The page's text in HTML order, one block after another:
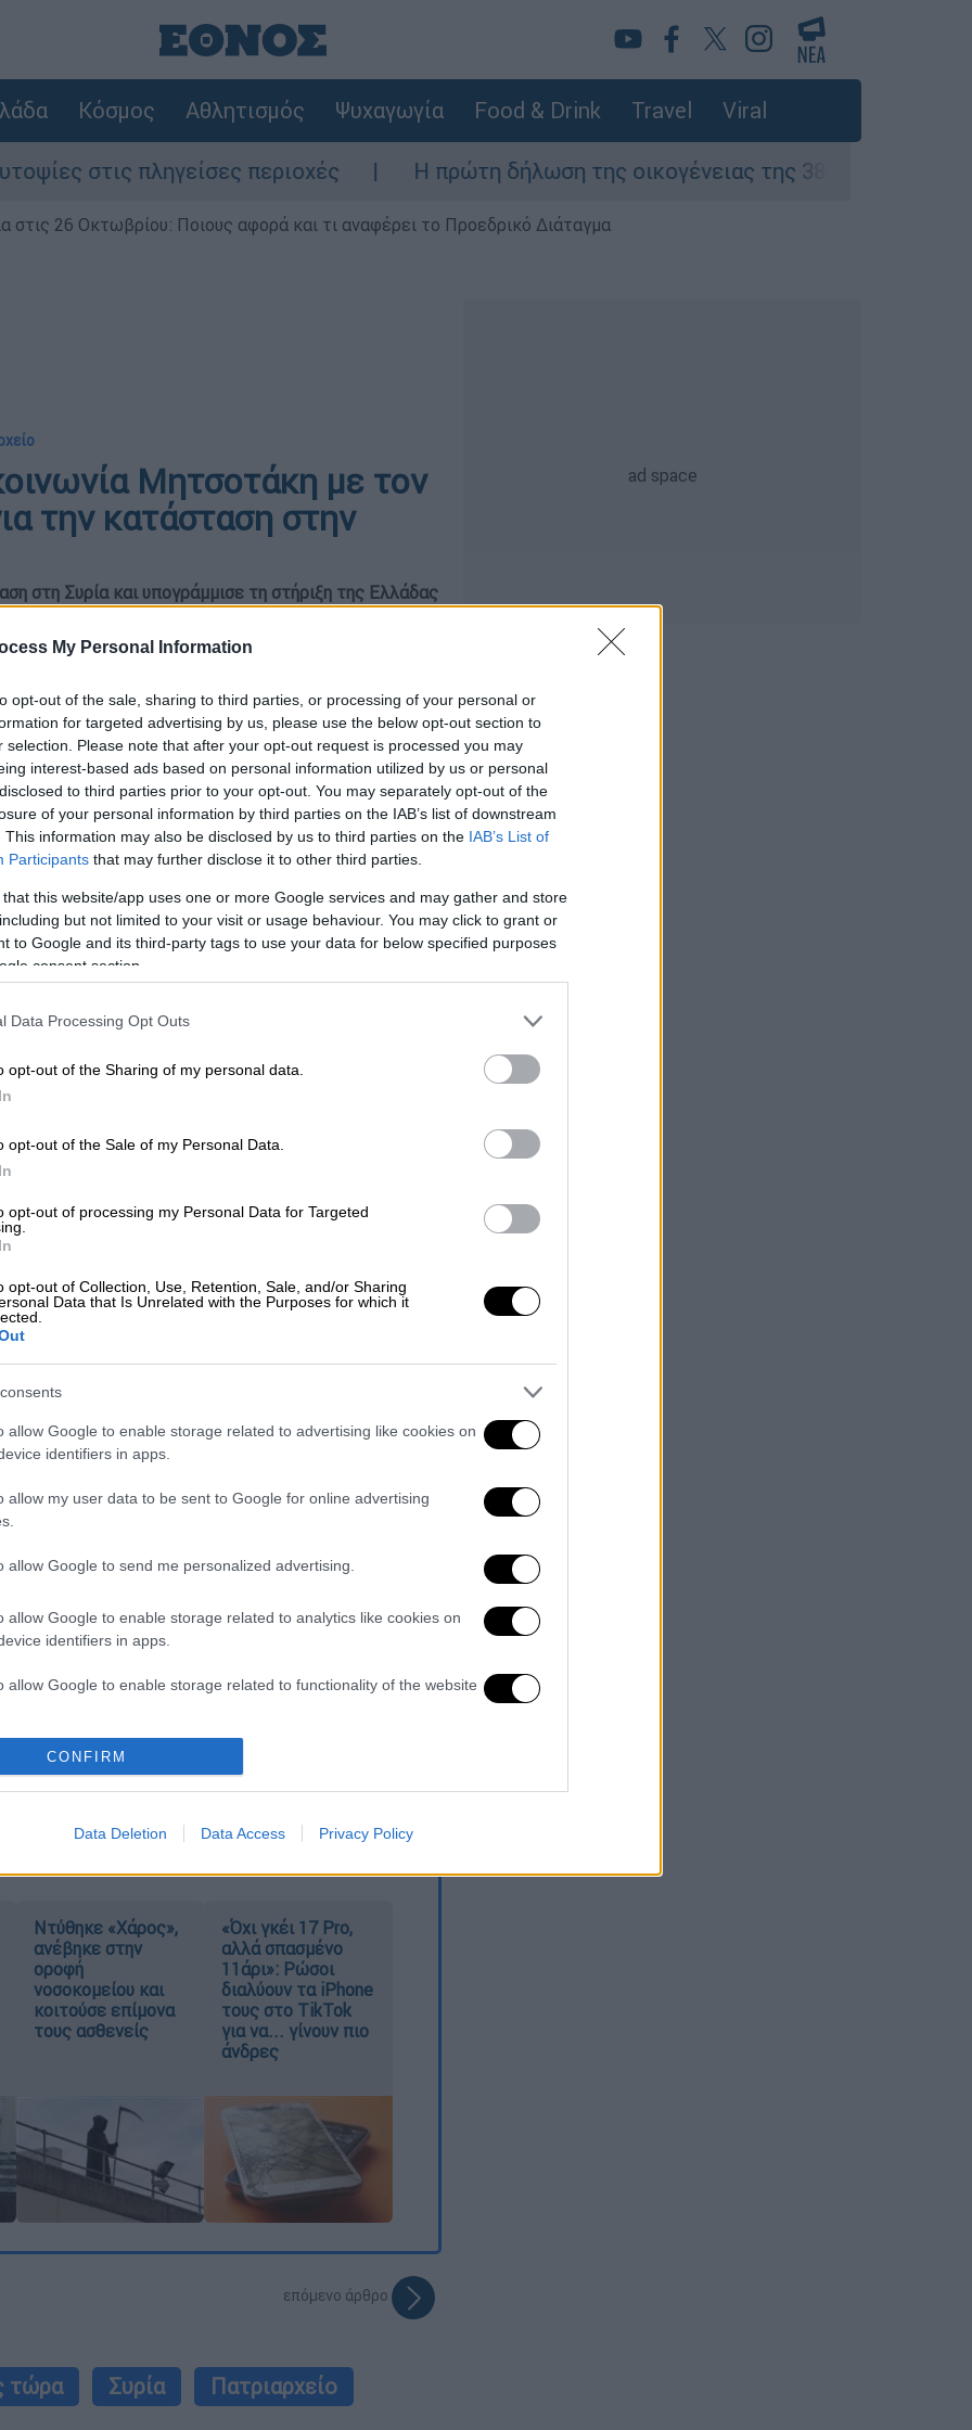
My Personal Information
opt-out of the sale, sharing to third parties, or processing of your personal or
for targeted advertising by us, please use the below opt-out section to
selection. Please note that after your opt-out request is processed you may
interest-based ads based on personal information utilized by us or personal
to third parties prior to your opt-out. You may separately opt-out of the
of your personal information by third parties on the IAB’s list of downstream
This information may also be disclosed by us to third parties on the IAB’s List of
Participants that may further disclose it to other third parties.
that this website/app uses one or more Google services and may gather and store
but not limited to your visit or usage behaviour. You may click to grant or
to Google and its third-party tags to use your data for below specified purposes
consent section.
Data Processing Opt Outs
opt-out of the Sharing of my personal data.
opt-out of the Sale of my Personal Data.
opt-out of processing my Personal Data for Targeted
opt-out of Collection, Use, Retention, Sale, and/or Sharing
Data that Is Unrelated with the Purposes for which it
allow Google to enable storage related to advertising like cookies on
identifiers in apps.
allow my user data to be sent to Google for online advertising
allow Google to send me personalized advertising.
allow Google to enable storage related to analytics like cookies on
identifiers in apps.
allow Google to enable storage related to functionality of the website
allow Google to enable storage related to personalization.
functionality and fraud prevention, and other user protection.
CONFIRM
Data Deletion Data Access Privacy Policy
Κόσμος Αθλητισμός Ψυχαγωγία Food & Drink Travel Viral
στις πληγείσες περιοχές Η πρώτη δήλωση της οικογένειας της 38χρονης
στις 26 Οκτωβρίου: Ποιους αφορά και τι αναφέρει το Προεδρικό Διάταγμα
Μητσοτάκη με τον
την κατάσταση στην
στη Συρία και υπογράμμισε τη στήριξη της Ελλάδας
το ΕΘΝΟΣ στη Google
είχε τηλεφωνική επικοινωνία με τον
στη Συρία: Πώς βλέπει να
στην ευρύτερη περιοχή
ενημερώθηκε για την
τη στήριξη της Ελλάδας στο Πατριαρχείο
ετοιμότητα της Ελλάδας να συνδράμει
της χώρας για ένα συμπεριληπτικό
τις θρησκευτικές κοινότητες.
Ντύθηκε «Χάρος»,
ανέβηκε στην
οροφή
νοσοκομείου και
κοιτούσε επίμονα
τους ασθενείς
«Όχι γκέι 17 Pro,
αλλά σπασμένο
11άρι»: Ρώσοι
διαλύουν τα iPhone
τους στο TikTok
για να... γίνουν πιο
άνδρες
επόμενο άρθρο
τώρα Συρία Πατριαρχείο